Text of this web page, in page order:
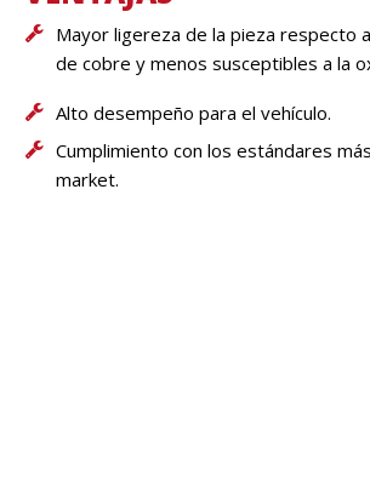
Mayor ligereza de la pieza respecto
de cobre y menos susceptibles a la
Alto desempeño para el vehículo.
Cumplimiento con los estándares
market.